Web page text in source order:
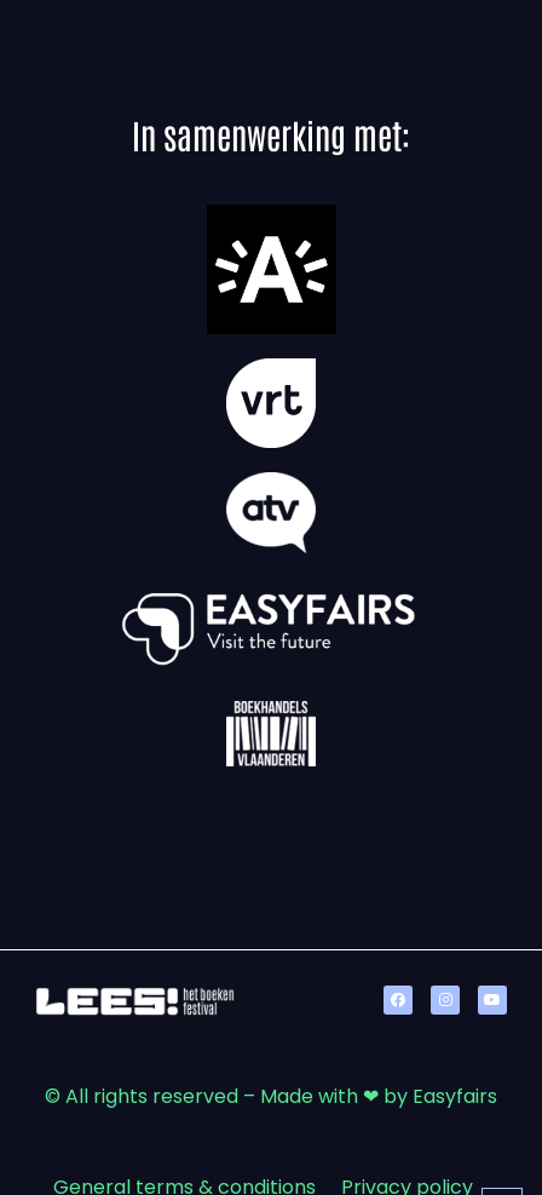
In samenwerking met:
© All rights reserved – Made with ❤ by Easyfairs
General terms & conditions Privacy policy |